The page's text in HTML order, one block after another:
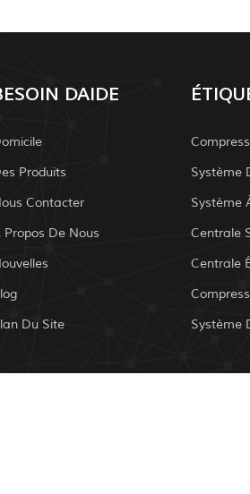
DAIDE
Produits
Contacter
Propos De Nous
Du Site
Centrale
Centrale